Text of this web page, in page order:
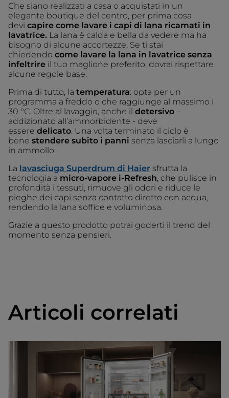
Che siano realizzati a casa o acquistati in un
elegante boutique del centro, per prima cosa
devi capire come lavare i capi di lana ricamati in
lavatrice. La lana è calda e bella da vedere ma ha
bisogno di alcune accortezze. Se ti stai
chiedendo come lavare la lana in lavatrice senza
infeltrire il tuo maglione preferito, dovrai rispettare
alcune regole base.
Prima di tutto, la temperatura: opta per un
programma a freddo o che raggiunge al massimo i
30 °C. Oltre al lavaggio, anche il detersivo –
addizionato all’ammorbidente - deve
essere delicato. Una volta terminato il ciclo è
bene stendere subito i panni senza lasciarli a lungo
in ammollo.
La lavasciuga Superdrum di Haier sfrutta la
tecnologia a micro-vapore i-Refresh , che pulisce in
profondità i tessuti, rimuove gli odori e riduce le
pieghe dei capi senza contatto diretto con acqua,
rendendo la lana soffice e voluminosa.
Grazie a questo prodotto potrai goderti il trend del
momento senza pensieri.
Articoli correlati